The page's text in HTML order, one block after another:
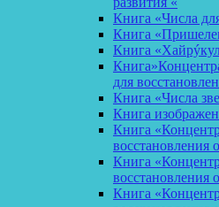
Книга «Числа
Книга
Книга
для
Книга «Числа
Книга
Книга
восстановления
Книга
восстановления
Книга